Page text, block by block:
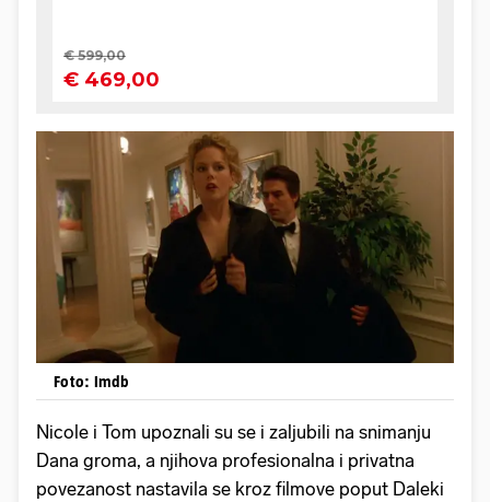
Foto: Imdb
Nicole i Tom upoznali su se i zaljubili na snimanju
Dana groma, a njihova profesionalna i privatna
povezanost nastavila se kroz filmove poput Daleki